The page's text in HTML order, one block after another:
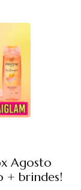
Agosto
+ brindes!